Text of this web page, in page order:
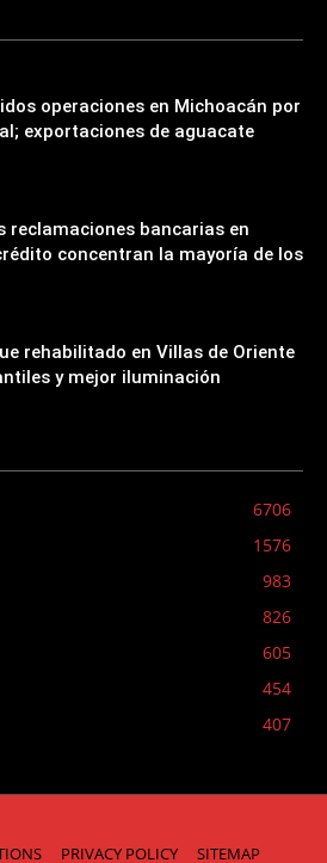
operaciones en Michoacán por
exportaciones de aguacate
reclamaciones bancarias en
concentran la mayoría de los
rehabilitado en Villas de Oriente
y mejor iluminación
6706
1576
983
826
605
454
407
PRIVACY POLICY SITEMAP